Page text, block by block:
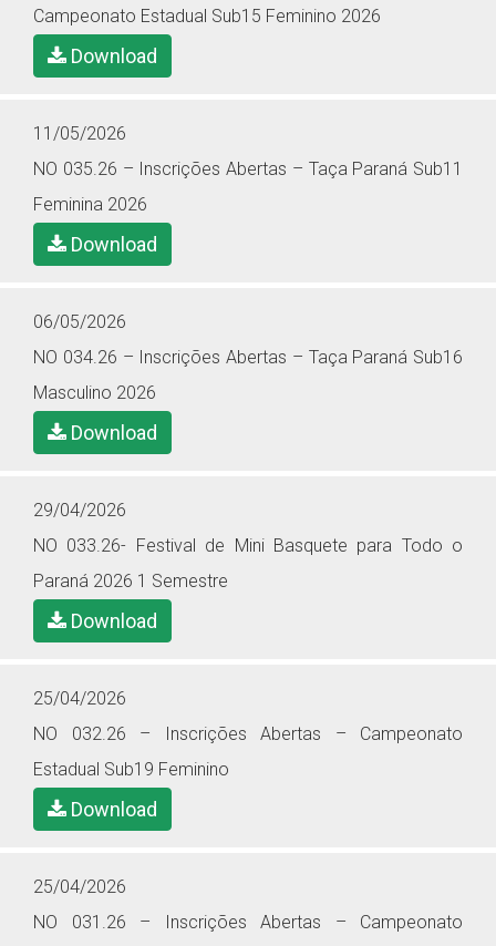
Campeonato Estadual Sub15 Feminino 2026
Download
11/05/2026
NO 035.26 – Inscrições Abertas – Taça Paraná Sub11
Feminina 2026
Download
06/05/2026
NO 034.26 – Inscrições Abertas – Taça Paraná Sub16
Masculino 2026
Download
29/04/2026
NO 033.26- Festival de Mini Basquete para Todo o
Paraná 2026 1 Semestre
Download
25/04/2026
NO 032.26 – Inscrições Abertas – Campeonato
Estadual Sub19 Feminino
Download
25/04/2026
NO 031.26 – Inscrições Abertas – Campeonato